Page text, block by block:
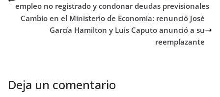
empleo no registrado y condonar deudas previsionales
Cambio en el Ministerio de Economía: renunció José
García Hamilton y Luis Caputo anunció a su
reemplazante
Deja un comentario